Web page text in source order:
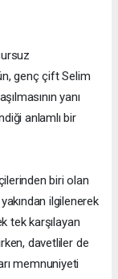
genç çift Selim
yanı
anlamlı bir
biri olan
ilgilenerek
tek karşılayan
davetliler de
memnuniyeti